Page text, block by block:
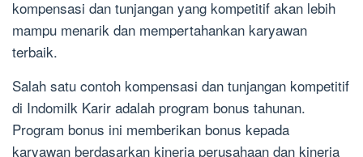
kompensasi dan tunjangan yang kompetitif akan lebih
mampu menarik dan mempertahankan karyawan
terbaik.
Salah satu contoh kompensasi dan tunjangan kompetitif
di Indomilk Karir adalah program bonus tahunan.
Program bonus ini memberikan bonus kepada
karyawan berdasarkan kinerja perusahaan dan kinerja